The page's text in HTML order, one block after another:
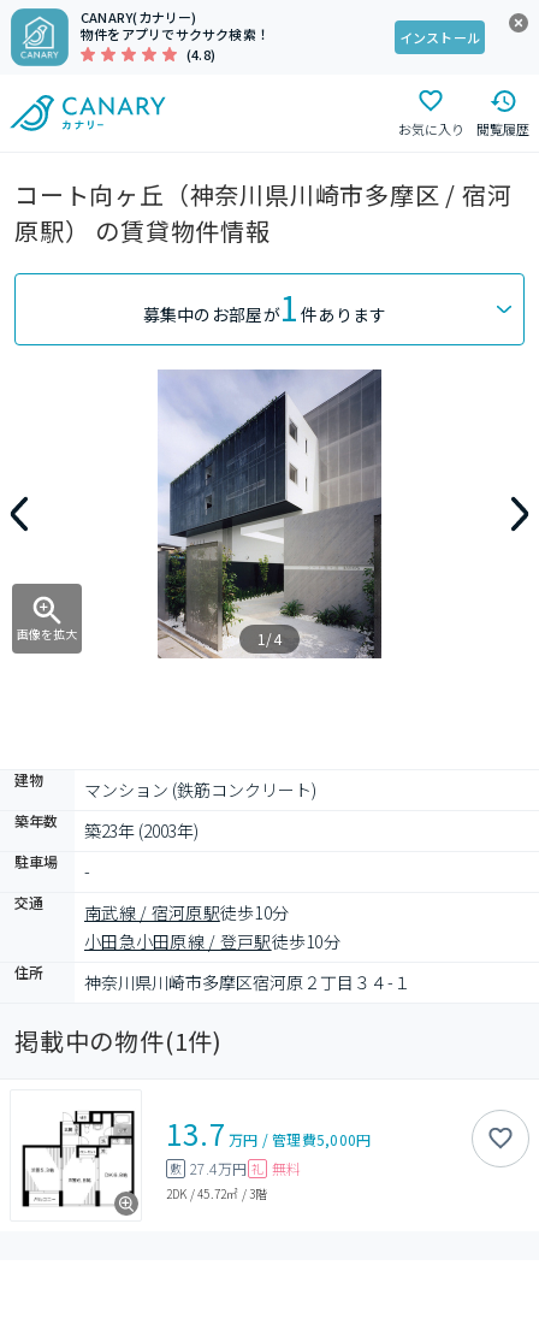
CANARY(カナリー)
物件をアプリでサクサク検索！
(4.8)
インストール
お気に入り 閲覧履歴
コート向ヶ丘（神奈川県川崎市多摩区 / 宿河
原駅） の賃貸物件情報
募集中のお部屋が1 件あります
画像を拡大 1/4
建物 マンション (鉄筋コンクリート)
築年数 築23年 (2003年)
駐車場 -
交通 南武線 / 宿河原駅徒歩10分
小田急小田原線 / 登戸駅徒歩10分
住所 神奈川県川崎市多摩区宿河原２丁目３４-１
掲載中の物件(1件)
13.7 万円 /管理費5,000円
敷 27.4万円 礼 無料
2DK /45.72㎡ /3階